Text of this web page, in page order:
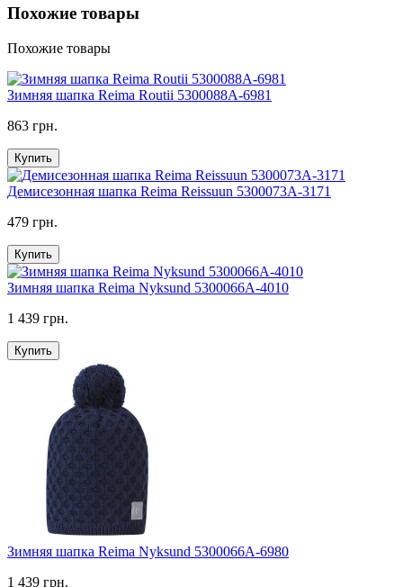
Похожие товары
Похожие товары
Зимняя шапка Reima Routii 5300088A-6981
863 грн.
Купить
Демисезонная шапка Reima Reissuun 5300073A-3171
479 грн.
Купить
Зимняя шапка Reima Nyksund 5300066A-4010
1 439 грн.
Купить
Зимняя шапка Reima Nyksund 5300066A-6980
1 439 грн.